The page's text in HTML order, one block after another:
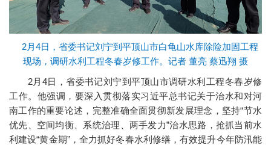
2月4日，省委书记刘宁到平顶山市白龟山水库除险加固工程
现场，调研水利工程冬春岁修工作。记者 董亮 蔡迅翔 摄
2月4日，省委书记刘宁到平顶山市调研水利工程冬春岁修
工作。他强调，要深入贯彻落实习近平总书记关于治水和对河
南工作的重要论述，完整准确全面贯彻新发展理念，坚持“节水
优先、空间均衡、系统治理、两手发力”治水思路，抢抓当前水
利建设“黄金期”，全力抓好冬春水利修缮，有效提升今年防汛能